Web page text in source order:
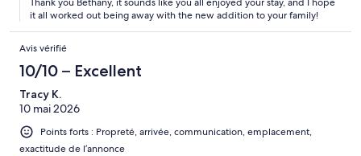
it all worked out being away with the new addition to your family!
Avis vérifié
10/10 – Excellent
Tracy K.
10 mai 2026
Points forts : Propreté, arrivée, communication, emplacement,
exactitude de l’annonce